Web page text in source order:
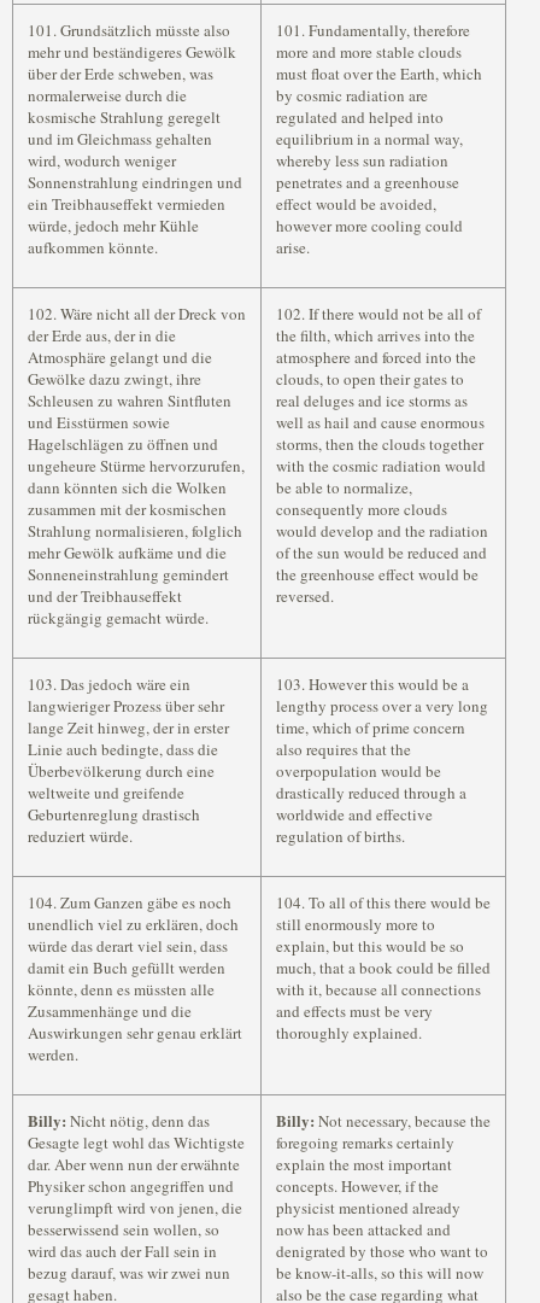
101. Grundsätzlich müsste also
mehr und beständigeres Gewölk
über der Erde schweben, was
normalerweise durch die
kosmische Strahlung geregelt
und im Gleichmass gehalten
wird, wodurch weniger
Sonnenstrahlung eindringen und
ein Treibhauseffekt vermieden
würde, jedoch mehr Kühle
aufkommen könnte.
101. Fundamentally, therefore
more and more stable clouds
must float over the Earth, which
by cosmic radiation are
regulated and helped into
equilibrium in a normal way,
whereby less sun radiation
penetrates and a greenhouse
effect would be avoided,
however more cooling could
arise.
102. Wäre nicht all der Dreck von
der Erde aus, der in die
Atmosphäre gelangt und die
Gewölke dazu zwingt, ihre
Schleusen zu wahren Sintfluten
und Eisstürmen sowie
Hagelschlägen zu öffnen und
ungeheure Stürme hervorzurufen,
dann könnten sich die Wolken
zusammen mit der kosmischen
Strahlung normalisieren, folglich
mehr Gewölk aufkäme und die
Sonneneinstrahlung gemindert
und der Treibhauseffekt
rückgängig gemacht würde.
102. If there would not be all of
the filth, which arrives into the
atmosphere and forced into the
clouds, to open their gates to
real deluges and ice storms as
well as hail and cause enormous
storms, then the clouds together
with the cosmic radiation would
be able to normalize,
consequently more clouds
would develop and the radiation
of the sun would be reduced and
the greenhouse effect would be
reversed.
103. Das jedoch wäre ein
langwieriger Prozess über sehr
lange Zeit hinweg, der in erster
Linie auch bedingte, dass die
Überbevölkerung durch eine
weltweite und greifende
Geburtenreglung drastisch
reduziert würde.
103. However this would be a
lengthy process over a very long
time, which of prime concern
also requires that the
overpopulation would be
drastically reduced through a
worldwide and effective
regulation of births.
104. Zum Ganzen gäbe es noch
unendlich viel zu erklären, doch
würde das derart viel sein, dass
damit ein Buch gefüllt werden
könnte, denn es müssten alle
Zusammenhänge und die
Auswirkungen sehr genau erklärt
werden.
104. To all of this there would be
still enormously more to
explain, but this would be so
much, that a book could be filled
with it, because all connections
and effects must be very
thoroughly explained.
Billy: Nicht nötig, denn das
Gesagte legt wohl das Wichtigste
dar. Aber wenn nun der erwähnte
Physiker schon angegriffen und
verunglimpft wird von jenen, die
besserwissend sein wollen, so
wird das auch der Fall sein in
bezug darauf, was wir zwei nun
gesagt haben.
Billy: Not necessary, because the
foregoing remarks certainly
explain the most important
concepts. However, if the
physicist mentioned already
now has been attacked and
denigrated by those who want to
be know-it-alls, so this will now
also be the case regarding what